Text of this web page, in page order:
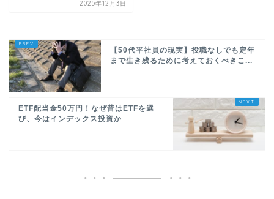
2025年12月3日
【50代平社員の現実】役職なしでも定年
まで生き残るために考えておくべきこ...
ETF配当金50万円！なぜ昔はETFを選
び、今はインデックス投資か